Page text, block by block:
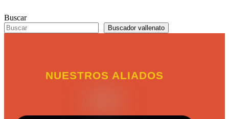
Buscar
Buscador vallenato
NUESTROS ALIADOS